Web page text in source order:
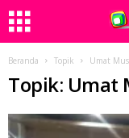
Beranda Topik Umat
Topik: Umat